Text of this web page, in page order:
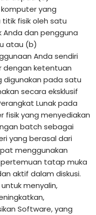
yang
fisik oleh satu
Anda dan pengguna
atau (b)
Anda sendiri
dengan ketentuan
digunakan pada satu
secara eksklusif
Lunak pada
fisik yang menyediakan
batch sebagai
yang berasal dari
menggunakan
tatap muka
aktif dalam diskusi.
menyalin,
Software, yang